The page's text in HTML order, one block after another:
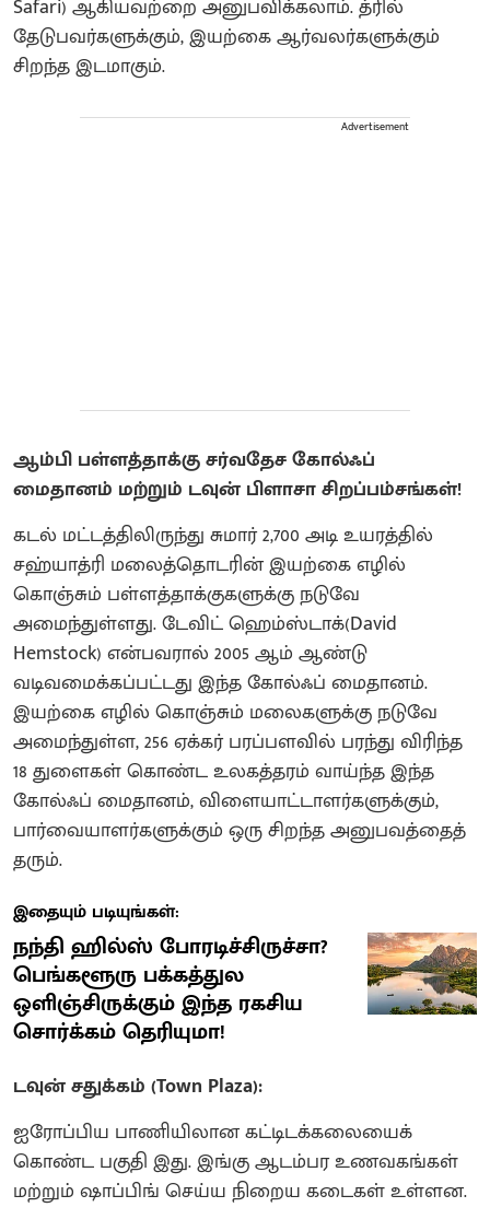
Safari) ஆகியவற்றை அனுபவிக்கலாம். த்ரில்
தேடுபவர்களுக்கும், இயற்கை ஆர்வலர்களுக்கும்
சிறந்த இடமாகும்.
Advertisement
ஆம்பி பள்ளத்தாக்கு சர்வதேச கோல்ஃப்
மைதானம் மற்றும் டவுன் பிளாசா சிறப்பம்சங்கள்!
கடல் மட்டத்திலிருந்து சுமார் 2,700 அடி உயரத்தில்
சஹ்யாத்ரி மலைத்தொடரின் இயற்கை எழில்
கொஞ்சும் பள்ளத்தாக்குகளுக்கு நடுவே
அமைந்துள்ளது. டேவிட் ஹெம்ஸ்டாக்(David
Hemstock) என்பவரால் 2005 ஆம் ஆண்டு
வடிவமைக்கப்பட்டது இந்த கோல்ஃப் மைதானம்.
இயற்கை எழில் கொஞ்சும் மலைகளுக்கு நடுவே
அமைந்துள்ள, 256 ஏக்கர் பரப்பளவில் பரந்து விரிந்த
18 துளைகள் கொண்ட உலகத்தரம் வாய்ந்த இந்த
கோல்ஃப் மைதானம், விளையாட்டாளர்களுக்கும்,
பார்வையாளர்களுக்கும் ஒரு சிறந்த அனுபவத்தைத்
தரும்.
இதையும் படியுங்கள்:
நந்தி ஹில்ஸ் போரடிச்சிருச்சா?
பெங்களூரு பக்கத்துல
ஒளிஞ்சிருக்கும் இந்த ரகசிய
சொர்க்கம் தெரியுமா!
டவுன் சதுக்கம் (Town Plaza):
ஐரோப்பிய பாணியிலான கட்டிடக்கலையைக்
கொண்ட பகுதி இது. இங்கு ஆடம்பர உணவகங்கள்
மற்றும் ஷாப்பிங் செய்ய நிறைய கடைகள் உள்ளன.